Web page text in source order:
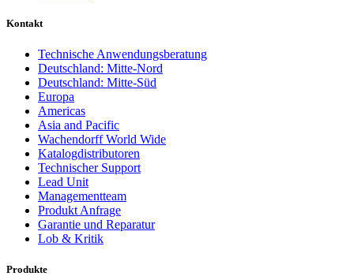
Kontakt
Technische Anwendungsberatung
Deutschland: Mitte-Nord
Deutschland: Mitte-Süd
Europa
Americas
Asia and Pacific
Wachendorff World Wide
Katalogdistributoren
Technischer Support
Lead Unit
Managementteam
Produkt Anfrage
Garantie und Reparatur
Lob & Kritik
Produkte